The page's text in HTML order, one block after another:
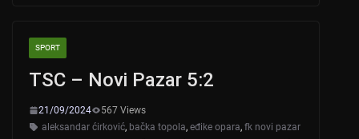
A
p
p
o
k
SPORT
TSC – Novi Pazar 5:2
21/09/2024
567 Views
aleksandar ćirković, bačka topola, eđike opara, fk novi pazar